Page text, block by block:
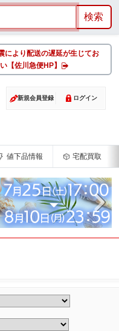
により配送の遅延が生じてお
【佐川急便HP】
新規会員登録 ログイン
値下品情報 宅配買取